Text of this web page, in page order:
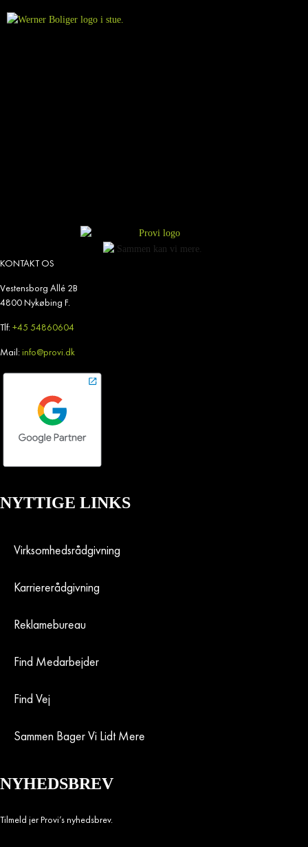
KONTAKT OS
Vestensborg Allé 2B
4800 Nykøbing F.
Tlf:+45 54860604
Mail: info@provi.dk
NYTTIGE LINKS
Virksomhedsrådgivning
Karriererådgivning
Reklamebureau
Find Medarbejder
Find Vej
Sammen Bager Vi Lidt Mere
NYHEDSBREV
Tilmeld jer Provi’s nyhedsbrev.